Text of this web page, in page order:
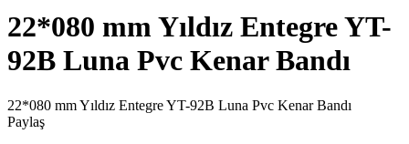
22*080 mm Yıldız Entegre YT-
92B Luna Pvc Kenar Bandı
22*080 mm Yıldız Entegre YT-92B Luna Pvc Kenar Bandı
Paylaş